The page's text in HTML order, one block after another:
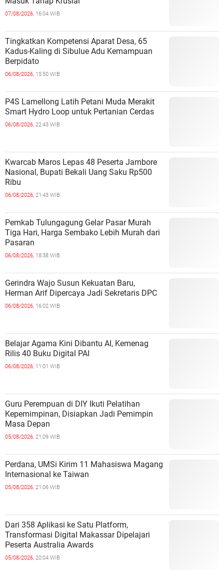
07/08/2026, 16:04 WIB
Tingkatkan Kompetensi Aparat Desa, 65
Kadus-Kaling di Sibulue Adu Kemampuan
Berpidato
06/08/2026, 15:50 WIB
P4S Lamellong Latih Petani Muda Merakit
Smart Hydro Loop untuk Pertanian Cerdas
06/08/2026, 22:43 WIB
Kwarcab Maros Lepas 48 Peserta Jambore
Nasional, Bupati Bekali Uang Saku Rp500
Ribu
06/08/2026, 21:43 WIB
Pemkab Tulungagung Gelar Pasar Murah
Tiga Hari, Harga Sembako Lebih Murah dari
Pasaran
06/08/2026, 18:38 WIB
Gerindra Wajo Susun Kekuatan Baru,
Herman Arif Dipercaya Jadi Sekretaris DPC
06/08/2026, 16:02 WIB
Belajar Agama Kini Dibantu AI, Kemenag
Rilis 40 Buku Digital PAI
06/08/2026, 11:01 WIB
Guru Perempuan di DIY Ikuti Pelatihan
Kepemimpinan, Disiapkan Jadi Pemimpin
Masa Depan
05/08/2026, 21:09 WIB
Perdana, UMSi Kirim 11 Mahasiswa Magang
Internasional ke Taiwan
05/08/2026, 21:06 WIB
Dari 358 Aplikasi ke Satu Platform,
Transformasi Digital Makassar Dipelajari
Peserta Australia Awards
05/08/2026, 20:04 WIB